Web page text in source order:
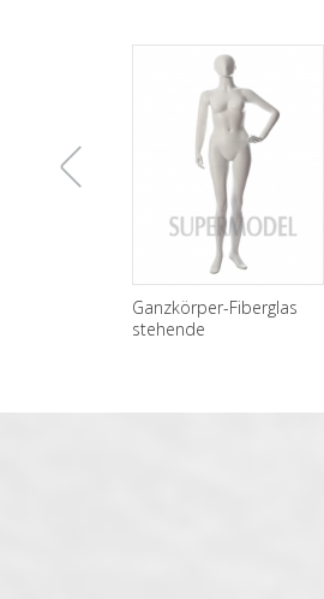
Ganzkörper-Fiberglas
stehende